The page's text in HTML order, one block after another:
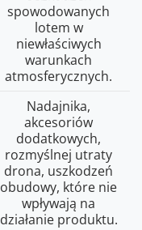
spowodowanych
lotem w
niewłaściwych
warunkach
atmosferycznych.
Nadajnika,
akcesoriów
dodatkowych,
rozmyślnej utraty
drona, uszkodzeń
obudowy, które nie
wpływają na
działanie produktu.